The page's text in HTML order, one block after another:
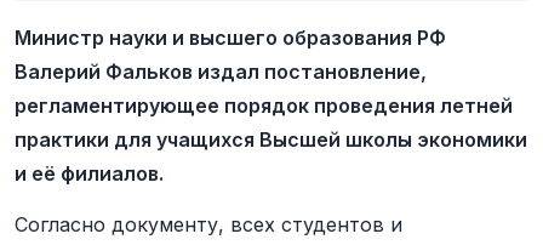
Министр науки и высшего образования РФ
Валерий Фальков издал постановление,
регламентирующее порядок проведения летней
практики для учащихся Высшей школы экономики
и её филиалов.
Согласно документу, всех студентов и